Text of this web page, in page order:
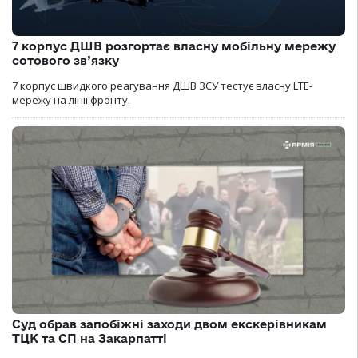
7 корпус ДШВ розгортає власну мобільну мережу
сотового зв’язку
7 корпус швидкого реагування ДШВ ЗСУ тестує власну LTE-
мережу на лінії фронту.
Суд обрав запобіжні заходи двом екскерівникам
ТЦК та СП на Закарпатті